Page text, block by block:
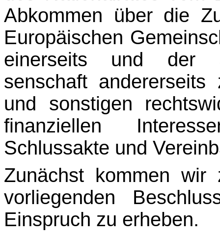
Abkommen über die
Europäischen
einerseits und der
senschaft
und sonstigen
finanziellen
Schlussakte und
Zunächst kommen wir
vorliegenden
Einspruch zu erheben.